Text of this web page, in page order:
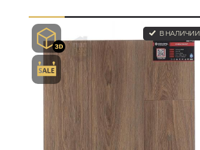
В НАЛИЧИИ